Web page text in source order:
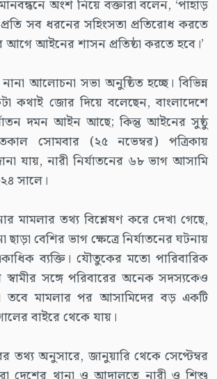
অংশ নিয়ে বক্তারা বলেন, ‘পাহাড়
সব ধরনের সহিংসতা প্রতিরোধ করতে
আইনের শাসন প্রতিষ্ঠা করতে হবে।’
আলোচনা সভা অনুষ্ঠিত হচ্ছে। বিভিন্ন
কথাই জোর দিয়ে বলেছেন, বাংলাদেশে
দমন আইন আছে; কিন্তু আইনের সুষ্ঠু
সোমবার (২৫ নভেম্বর) পত্রিকায়
যায়, নারী নির্যাতনের ৬৮ ভাগ আসামি
সালে।
মামলার তথ্য বিশ্লেষণ করে দেখা গেছে,
বেশির ভাগ ক্ষেত্রে নির্যাতনের ঘটনায়
ব্যক্তি। যৌতুকের মতো পারিবারিক
স্বামীর সঙ্গে পরিবারের অনেক সদস্যকেও
তবে মামলার পর আসামিদের বড় একটি
বাইরে থেকে যায়।
তথ্য অনুসারে, জানুয়ারি থেকে সেপ্টেম্বর